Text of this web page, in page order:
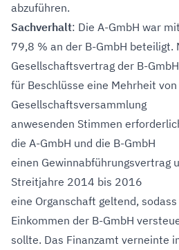
abzuführen.
Sachverhalt: Die A-GmbH war mit
79,8 % an der B-GmbH beteiligt.
Gesellschaftsvertrag der B-
für Beschlüsse eine Mehrheit
Gesellschaftsversammlung
anwesenden Stimmen
die A-GmbH und die B-GmbH
einen Gewinnabführungsvertrag
Streitjahre 2014 bis 2016
eine Organschaft geltend,
Einkommen der B-GmbH
sollte. Das Finanzamt verneinte